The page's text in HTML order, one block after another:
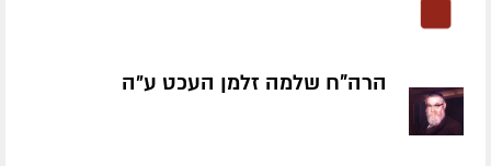
הרה"ח שלמה זלמן העכט ע״ה